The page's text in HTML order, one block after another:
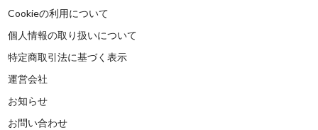
Cookieの利用について
個人情報の取り扱いについて
特定商取引法に基づく表示
運営会社
お知らせ
お問い合わせ